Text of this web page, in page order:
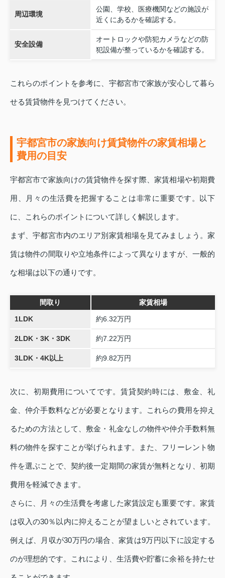
周辺環境
公園、学校、医療機関などの施設が
近くにあるかを確認する。
安全設備
オートロックや防犯カメラなどの防
犯設備が整っているかを確認する。
これらのポイントを参考に、宇都宮市で家族が安心して暮ら
せる賃貸物件を見つけてください。
宇都宮市の家族向け賃貸物件の家賃相場と
費用の目安
宇都宮市で家族向けの賃貸物件を探す際、家賃相場や初期費
用、月々の生活費を把握することは非常に重要です。以下
に、これらのポイントについて詳しく解説します。
まず、宇都宮市内のエリア別家賃相場を見てみましょう。家
賃は物件の間取りや立地条件によって異なりますが、一般的
な相場は以下の通りです。
間取り 家賃相場
1LDK 約6.32万円
2LDK・3K・3DK 約7.22万円
3LDK・4K以上 約9.82万円
次に、初期費用についてです。賃貸契約時には、敷金、礼
金、仲介手数料などが必要となります。これらの費用を抑え
るための方法として、敷金・礼金なしの物件や仲介手数料無
料の物件を探すことが挙げられます。また、フリーレント物
件を選ぶことで、契約後一定期間の家賃が無料となり、初期
費用を軽減できます。
さらに、月々の生活費を考慮した家賃設定も重要です。家賃
は収入の30％以内に抑えることが望ましいとされています。
例えば、月収が30万円の場合、家賃は9万円以下に設定する
のが理想的です。これにより、生活費や貯蓄に余裕を持たせ